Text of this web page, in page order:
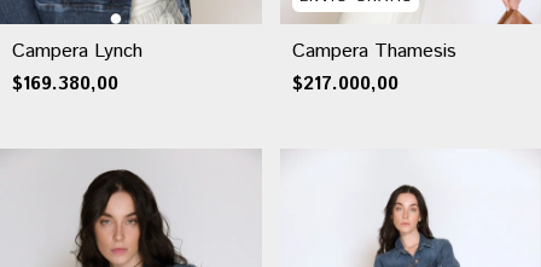
Campera Lynch
$169.380,00
Campera Thamesis
$217.000,00